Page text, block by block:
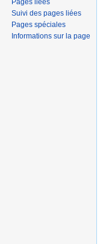
Pages liées
Suivi des pages liées
Pages spéciales
Informations sur la page